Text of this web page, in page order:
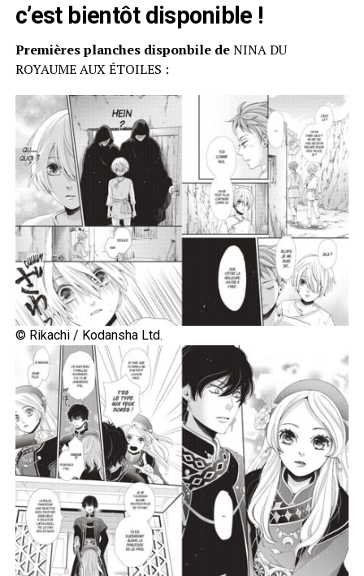
c’est bientôt disponible !
Premières planches disponbile deNINA DU
ROYAUME AUX ÉTOILES :
© Rikachi / Kodansha Ltd.